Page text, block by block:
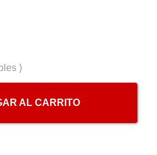
)
AL CARRITO